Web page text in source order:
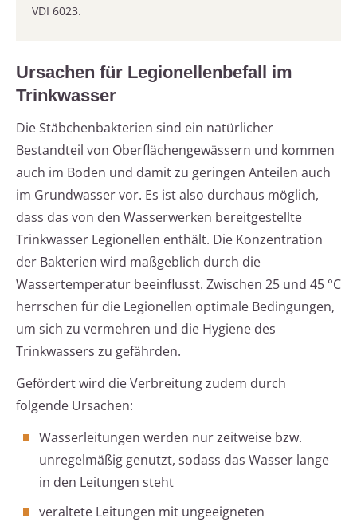
VDI 6023.
Ursachen für Legionellenbefall im
Trinkwasser
Die Stäbchenbakterien sind ein natürlicher
Bestandteil von Oberflächengewässern und kommen
auch im Boden und damit zu geringen Anteilen auch
im Grundwasser vor. Es ist also durchaus möglich,
dass das von den Wasserwerken bereitgestellte
Trinkwasser Legionellen enthält. Die Konzentration
der Bakterien wird maßgeblich durch die
Wassertemperatur beeinflusst. Zwischen 25 und 45 °C
herrschen für die Legionellen optimale Bedingungen,
um sich zu vermehren und die Hygiene des
Trinkwassers zu gefährden.
Gefördert wird die Verbreitung zudem durch
folgende Ursachen:
Wasserleitungen werden nur zeitweise bzw.
unregelmäßig genutzt, sodass das Wasser lange
in den Leitungen steht
veraltete Leitungen mit ungeeigneten